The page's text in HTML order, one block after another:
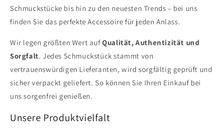
Schmuckstücke bis hin zu den neuesten Trends – bei uns
finden Sie das perfekte Accessoire für jeden Anlass.
Wir legen größten Wert aufQualität, Authentizität und
Sorgfalt. Jedes Schmuckstück stammt von
vertrauenswürdigen Lieferanten, wird sorgfältig geprüft und
sicher verpackt geliefert. So können Sie Ihren Einkauf bei
uns sorgenfrei genießen.
Unsere Produktvielfalt